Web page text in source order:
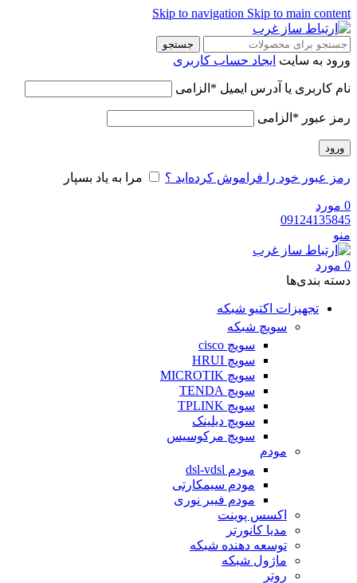
Skip to navigation Skip to main content
جستجو
ورود به سایت ایجاد حساب کاربری
نام کاربری یا آدرس ایمیل * الزامی
رمز عبور * الزامی
ورود
رمز عبور خود را فراموش کرده‌اید ؟ مرا به یاد بسپار
0 مورد
09124135845
منو
0 مورد
دسته‌ بندی‌ها
تجهیزات اکتیو شبکه
سویچ شبکه
سویچ cisco
سویچ HRUI
سویچ MICROTIK
سویچ TENDA
سویچ TPLINK
سویچ دیلینک
سویچ مرکوسیس
مودم
مودم dsl-vdsl
مودم سیمکارتی
مودم فیبر نوری
اکسس پوینت
مدیا کانورتر
توسعه دهنده شبکه
ماژول شبکه
روتر